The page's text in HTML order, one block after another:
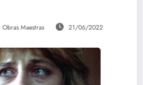
Obras Maestras 21/06/2022